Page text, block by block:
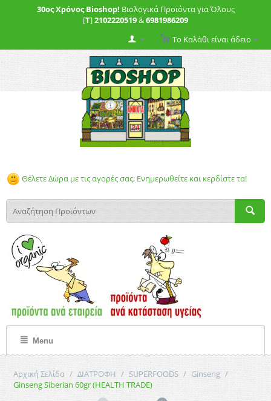
30ος Χρόνος Bioshop! Βιολογικά Προϊόντα για Όλους
[T]2102220519&6981986209
Το Καλάθι είναι άδειο
Θέλετε Δώρα με τις αγορές σας; Ενημερωθείτε και κερδίστε τα!
Menu
Αρχική Σελίδα / ΔΙΑΤΡΟΦΗ / SUPERFOODS / Ginseng /
Ginseng Siberian 60gr (HEALTH TRADE)